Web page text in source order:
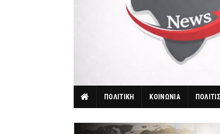
ΠΟΛΙΤΙΚΗ ΚΟΙΝΩΝΙΑ